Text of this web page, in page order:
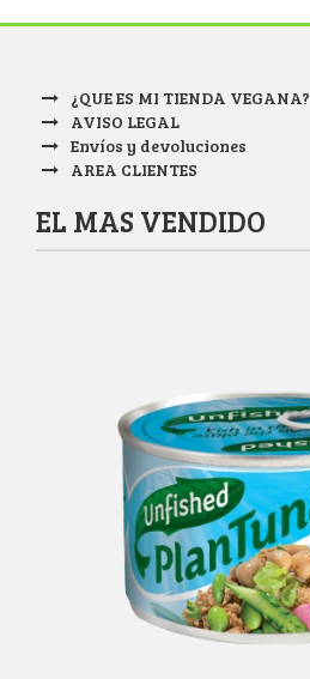
¿QUE ES MI TIENDA VEGANA?
AVISO LEGAL
Envíos y devoluciones
AREA CLIENTES
EL MAS VENDIDO